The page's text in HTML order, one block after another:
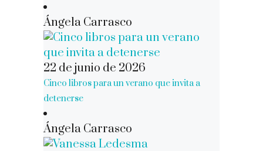
Ángela Carrasco
22 de junio de 2026
Cinco libros para un verano que invita a
detenerse
Ángela Carrasco